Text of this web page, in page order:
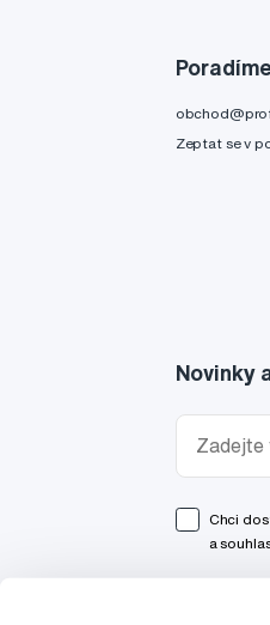
Zeptat se v
Novinky
Chci
a